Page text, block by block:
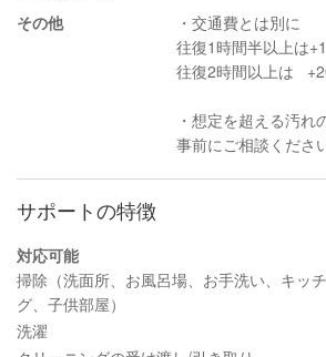
その他
・交通費とは別に
往復1時間半以上は
往復2時間以上は
・想定を超える汚
事前にご相談ください
サポートの特徴
対応可能
掃除（洗面所、お風呂場、お手洗い、キッ
グ、子供部屋）
洗濯